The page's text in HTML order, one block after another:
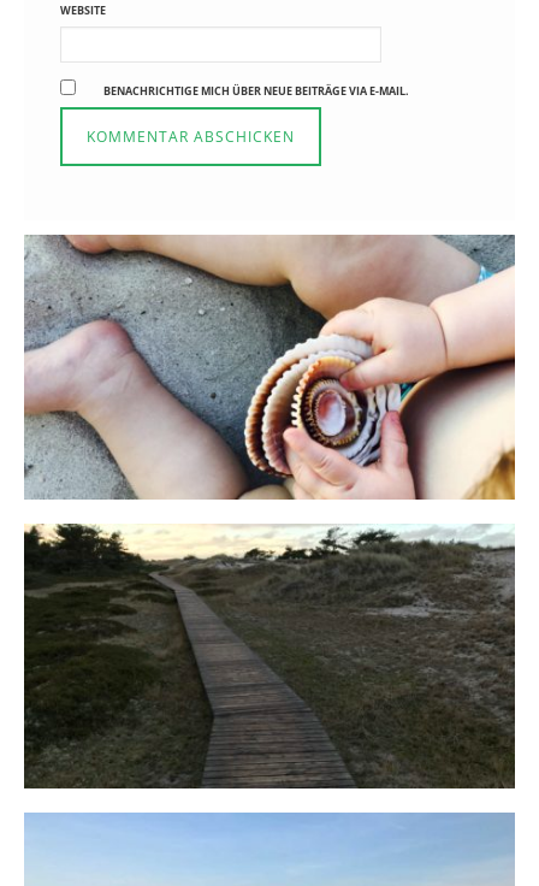
WEBSITE
BENACHRICHTIGE MICH ÜBER NEUE BEITRÄGE VIA E-MAIL.
Reisen in der Elternzeit
16. SEPTEMBER 2019
Fischland
12. FEBRUAR 2019